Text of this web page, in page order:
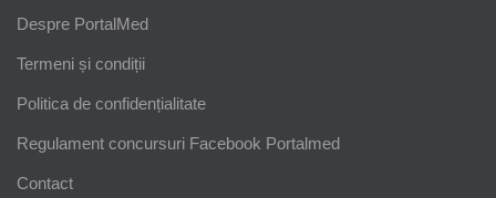
Despre PortalMed
Termeni și condiții
Politica de confidențialitate
Regulament concursuri Facebook Portalmed
Contact